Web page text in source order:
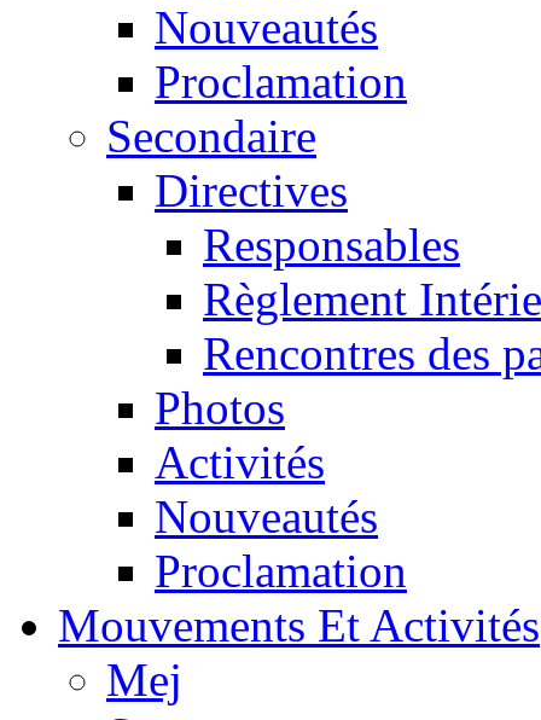
Nouveautés
Proclamation
Secondaire
Directives
Responsables
Règlement
Rencontres des
Photos
Activités
Nouveautés
Proclamation
Mouvements Et Activités
Mej